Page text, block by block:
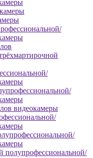
видеокамеры
полупрофессиональной/